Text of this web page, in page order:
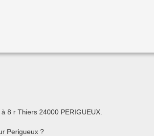
8 r Thiers 24000 PERIGUEUX.
Perigueux ?